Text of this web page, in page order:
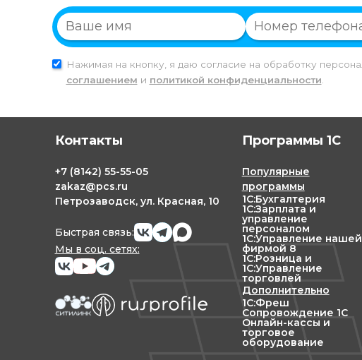
Нажимая на кнопку, я даю согласие на обработку
соглашением и политикой конфиденциальности
Контакты
+7 (8142) 55-55-05
zakaz@pcs.ru
Петрозаводск, ул. Красная, 10
Быстрая связь:
Мы в соц. сетях:
Программы 1С
Популярные
программы
1С:Бухгалтерия
1С:Зарплата и
управление
персоналом
1С:Управление нашей
фирмой 8
1С:Розница и
1С:Управление
торговлей
Дополнительно
1С:Фреш
Сопровождение 1С
Онлайн-кассы и
торговое
оборудование